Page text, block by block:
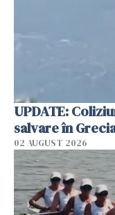
UPDATE:
salvare în
02 AUGUST 2026